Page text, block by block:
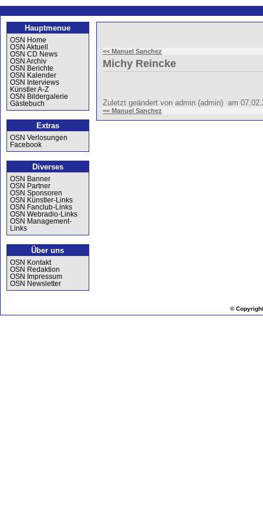
Hauptmenue
OSN Home
OSN Aktuell
OSN CD News
OSN Archiv
OSN Berichte
OSN Kalender
OSN Interviews
Künstler A-Z
OSN Bildergalerie
Gästebuch
Extras
OSN Verlosungen
Facebook
Diverses
OSN Banner
OSN Partner
OSN Sponsoren
OSN Künstler-Links
OSN Fanclub-Links
OSN Webradio-Links
OSN Management-
Links
Über uns
OSN Kontakt
OSN Redaktion
OSN Impressum
OSN Newsletter
<< Manuel Sanchez
Michy Reincke
Zuletzt geändert von admin (admin) am
<< Manuel Sanchez
©